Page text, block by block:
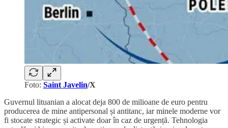
Foto: Saint Javelin/X
Guvernul lituanian a alocat deja 800 de milioane de euro pentru
producerea de mine antipersonal și antitanc, iar minele moderne vor
fi stocate strategic și activate doar în caz de urgență. Tehnologia